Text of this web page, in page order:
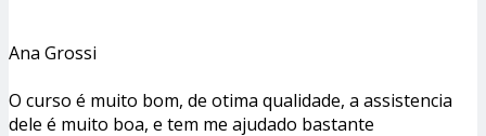
Ana Grossi
O curso é muito bom, de otima qualidade, a assistencia
dele é muito boa, e tem me ajudado bastante